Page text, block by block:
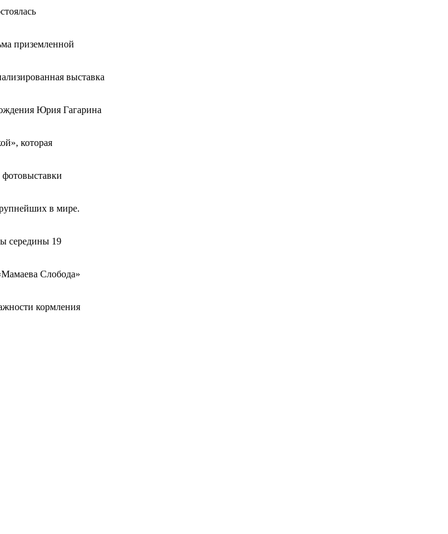
приземленной
выставка
Юрия Гагарина
которая
в мире.
середины 19
Слобода»
кормления